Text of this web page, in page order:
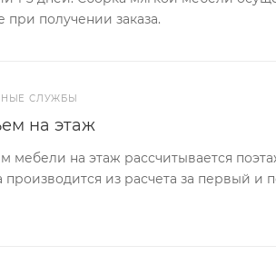
при получении заказа.
СЛУЖБЫ
на этаж
мебели на этаж рассчитывается
производится из расчета за первый и